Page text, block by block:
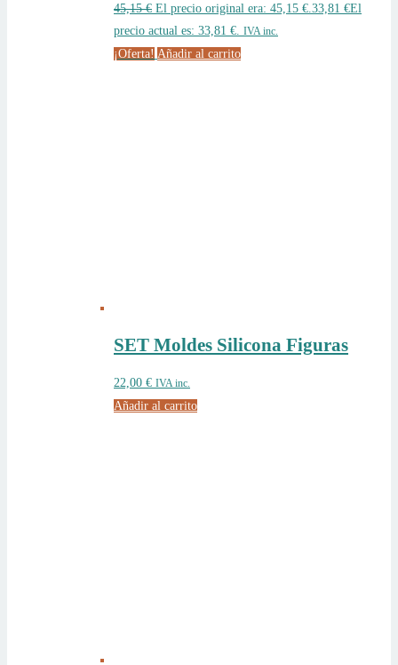
45,15€ El precio original era: 45,15 €. 33,81 €El
precio actual es: 33,81 €.
IVA inc.
¡Oferta! Añadir al carrito
SET Moldes Silicona Figuras
22,00 € IVA inc.
Añadir al carrito